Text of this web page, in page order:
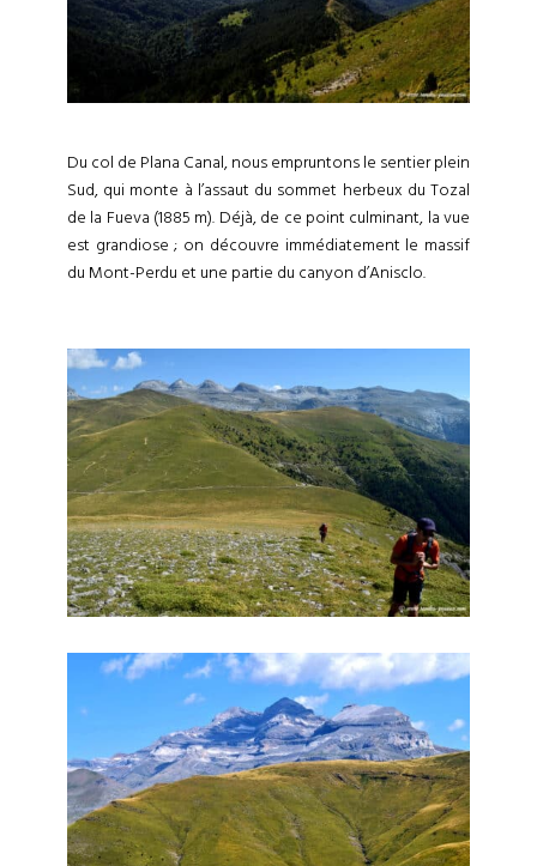
Du col de Plana Canal, nous empruntons le sentier plein
Sud, qui monte à l’assaut du sommet herbeux du Tozal
de la Fueva (1885 m). Déjà, de ce point culminant, la vue
est grandiose ; on découvre immédiatement le massif
du Mont-Perdu et une partie du canyon d’Anisclo.